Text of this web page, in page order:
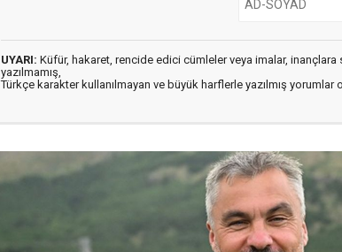
UYARI: Küfür, hakaret, rencide edici cümleler veya imalar, inançlara
yazılmamış,
Türkçe karakter kullanılmayan ve büyük harflerle yazılmış yorumlar